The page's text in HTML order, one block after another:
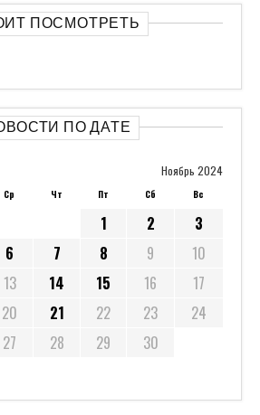
ПОСМОТРЕТЬ
ПО ДАТЕ
Ноябрь 2024
Ср Чт Пт Сб Вс
1 2
3
6 7 8 9
10
13 14 15 16
17
20 21 22 23
24
27 28 29
30